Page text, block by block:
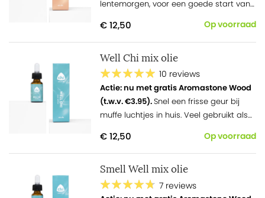
lentemorgen, voor een goede start van
€ 12,50 Op voorraad
Well Chi mix olie
10 reviews
Actie: nu met gratis Aromastone Wood
(t.w.v. €3.95).Snel een frisse geur bij
muffe luchtjes in huis. Veel gebruikt als
€ 12,50 Op voorraad
Smell Well mix olie
7 reviews